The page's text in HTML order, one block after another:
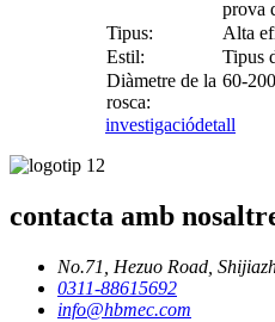
prova
Tipus:
Alta
Estil:
Tipus
Diàmetre de la
rosca:
60-
investigaciódetall
contacta amb
No.71, Hezuo Road,
0311-88615692
info@hbmec.com